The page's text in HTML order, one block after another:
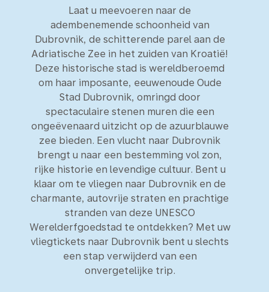
Laat u meevoeren naar de
adembenemende schoonheid van
Dubrovnik, de schitterende parel aan de
Adriatische Zee in het zuiden van Kroatië!
Deze historische stad is wereldberoemd
om haar imposante, eeuwenoude Oude
Stad Dubrovnik, omringd door
spectaculaire stenen muren die een
ongeëvenaard uitzicht op de azuurblauwe
zee bieden. Een vlucht naar Dubrovnik
brengt u naar een bestemming vol zon,
rijke historie en levendige cultuur. Bent u
klaar om te vliegen naar Dubrovnik en de
charmante, autovrije straten en prachtige
stranden van deze UNESCO
Werelderfgoedstad te ontdekken? Met uw
vliegtickets naar Dubrovnik bent u slechts
een stap verwijderd van een
onvergetelijke trip.